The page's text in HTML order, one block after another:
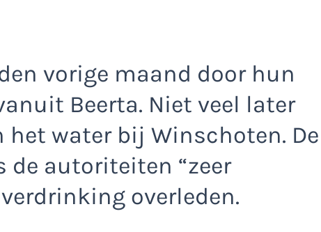
vorige maand door hun
Beerta. Niet veel later
water bij Winschoten. De
de autoriteiten “zeer
overleden.